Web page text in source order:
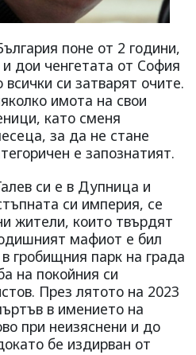
поне от 2 години,
дои ченгетата от София
си затварят очите.
имота на свои
като сменя
за да не стане
е запознатият.
си е в Дупница и
си империя, се
жители, които твърдят
мафиот е бил
гробищния парк на града
на покойния си
През лятото на 2023
в имението на
при неизяснени и до
бе издирван от